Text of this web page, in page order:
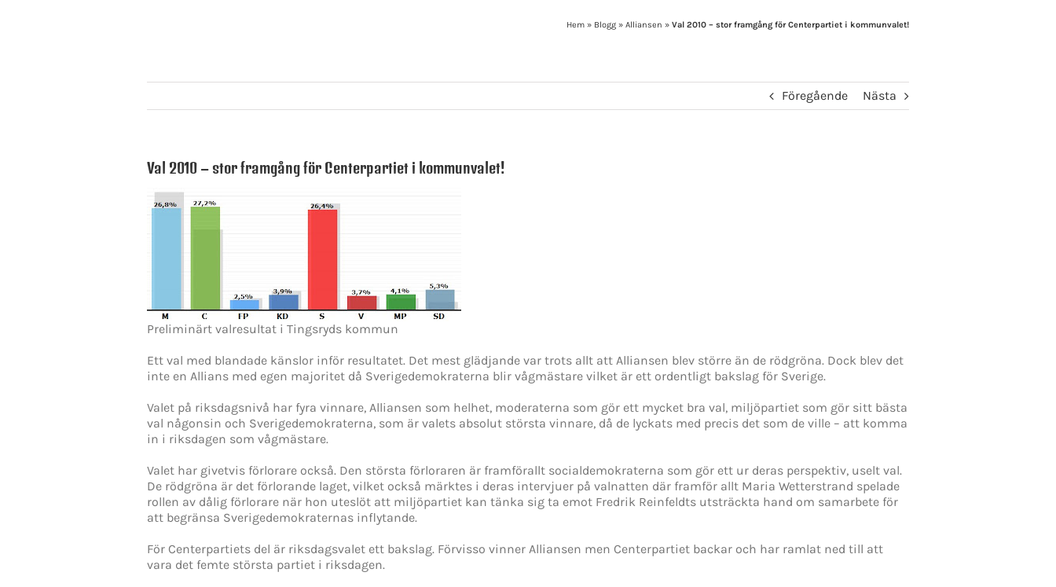
Hem » Blogg » Alliansen » Val 2010 – stor framgång för Centerpartiet i kommunvalet!
Föregående Nästa
Val 2010 – stor framgång för Centerpartiet i kommunvalet!
Preliminärt valresultat i Tingsryds kommun
Ett val med blandade känslor inför resultatet. Det mest glädjande var trots allt att Alliansen blev större än de rödgröna. Dock blev det
inte en Allians med egen majoritet då Sverigedemokraterna blir vågmästare vilket är ett ordentligt bakslag för Sverige.
Valet på riksdagsnivå har fyra vinnare, Alliansen som helhet, moderaterna som gör ett mycket bra val, miljöpartiet som gör sitt bästa
val någonsin och Sverigedemokraterna, som är valets absolut största vinnare, då de lyckats med precis det som de ville – att komma
in i riksdagen som vågmästare.
Valet har givetvis förlorare också. Den största förloraren är framförallt socialdemokraterna som gör ett ur deras perspektiv, uselt val.
De rödgröna är det förlorande laget, vilket också märktes i deras intervjuer på valnatten där framför allt Maria Wetterstrand spelade
rollen av dålig förlorare när hon uteslöt att miljöpartiet kan tänka sig ta emot Fredrik Reinfeldts utsträckta hand om samarbete för
att begränsa Sverigedemokraternas inflytande.
För Centerpartiets del är riksdagsvalet ett bakslag. Förvisso vinner Alliansen men Centerpartiet backar och har ramlat ned till att
vara det femte största partiet i riksdagen.